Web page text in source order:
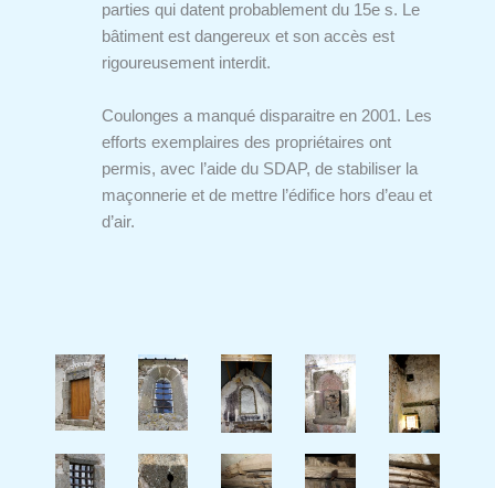
parties qui datent probablement du 15e s. Le
bâtiment est dangereux et son accès est
rigoureusement interdit.
Coulonges a manqué disparaitre en 2001. Les
efforts exemplaires des propriétaires ont
permis, avec l’aide du SDAP, de stabiliser la
maçonnerie et de mettre l’édifice hors d’eau et
d’air.